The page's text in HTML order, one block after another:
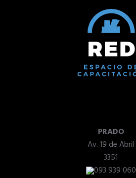
PRADO
Av. 19 de Abril
3351
093 939 060